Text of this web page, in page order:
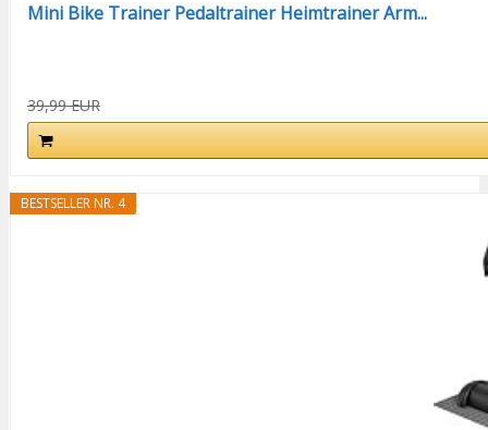
Mini Bike Trainer Pedaltrainer Heimtrainer Arm...
39,99 EUR
BESTSELLER NR. 4